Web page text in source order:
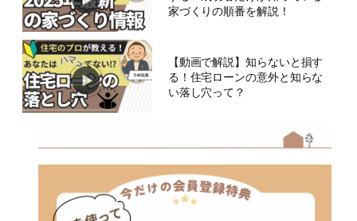
家づくりの順番を解説！
【動画で解説】知らないと損す
る！住宅ローンの意外と知らな
い落し穴って？